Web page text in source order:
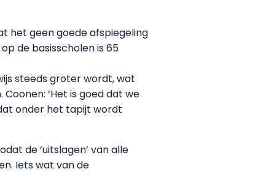
het geen goede afspiegeling
de basisscholen is 65
steeds groter wordt, wat
‘Het is goed dat we
onder het tapijt wordt
de ‘uitslagen’ van alle
Iets wat van de